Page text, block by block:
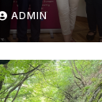
ADMIN